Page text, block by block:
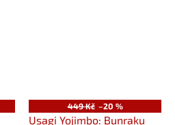
449 Kč –20 %
Usagi Yojimbo: Bunraku